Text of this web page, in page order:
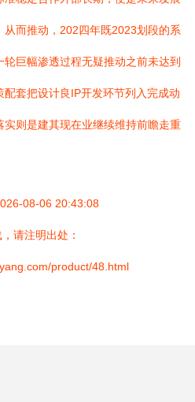
而推动，202四年既2023划段的系
巨幅渗透过程无疑推动之前未达到
套把设计良IP开发环节列入完成动
则是建其现在业继续维持前瞻走重
08-06 20:43:08
请注明出处：
product/48.html